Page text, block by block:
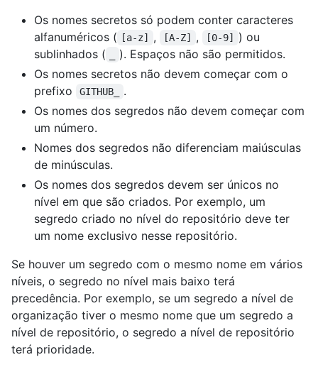
Os nomes secretos só podem conter caracteres
alfanuméricos (
[a-z] , [A-Z] , [0-9]
) ou
sublinhados (
). Espaços não são permitidos.
Os nomes secretos não devem começar com o
prefixo
GITHUB_
.
Os nomes dos segredos não devem começar com
um número.
Nomes dos segredos não diferenciam maiúsculas
de minúsculas.
Os nomes dos segredos devem ser únicos no
nível em que são criados. Por exemplo, um
segredo criado no nível do repositório deve ter
um nome exclusivo nesse repositório.
Se houver um segredo com o mesmo nome em vários
níveis, o segredo no nível mais baixo terá
precedência. Por exemplo, se um segredo a nível de
organização tiver o mesmo nome que um segredo a
nível de repositório, o segredo a nível de repositório
terá prioridade.